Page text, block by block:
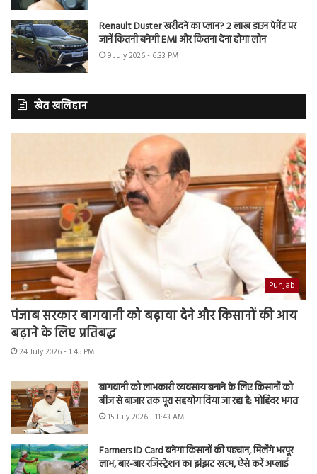
Renault Duster खरीदने का प्लान? 2 लाख डाउन पेमेंट पर
जानें कितनी बनेगी EMI और कितना देना होगा लोन
9 July 2026 - 6:33 PM
खेत खलिहान
Punjab
पंजाब सरकार बागवानी को बढ़ावा देने और किसानों की आय
बढ़ाने के लिए प्रतिबद्ध
24 July 2026 - 1:45 PM
बागवानी को लाभकारी व्यवसाय बनाने के लिए किसानों को
बीज से बाजार तक पूरा सहयोग दिया जा रहा है: मोहिंदर भगत
15 July 2026 - 11:43 AM
Farmers ID Card बनेगा किसानों की पहचान, मिलेंगे भरपूर
लाभ, बार-बार रजिस्ट्रेशन का झंझट खत्म, ऐसे करें अप्लाई